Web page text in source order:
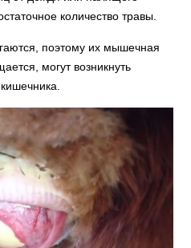
количество травы.
поэтому их мышечная
могут возникнуть